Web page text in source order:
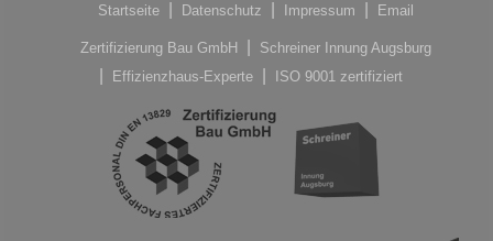
Startseite Datenschutz Impressum Email
Zertifizierung Bau GmbH
Schreiner Innung Augsburg
Effizienzhaus-Experte
ISO 9001 zertifiziert